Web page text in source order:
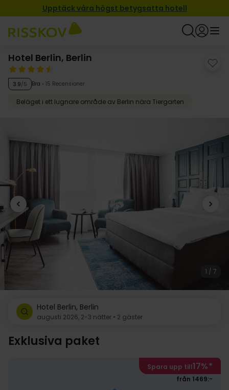
Upptäck våra högst betygsatta hotell
Hotel Berlin, Berlin
3.9/5 Bra 15 Recensioner
Beläget i ett lugnare område av Berlin nära Tiergarten
1 / 7
Hotel Berlin, Berlin
augusti 2026, 2-3 nätter • 2 gäster
Exklusiva paket
Spara upp till17%*
från 1469:-